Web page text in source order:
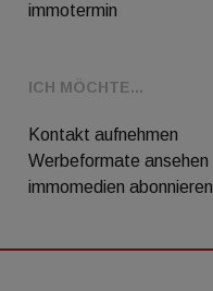
immotermin
ICH MÖCHTE...
Kontakt aufnehmen
Werbeformate ansehen
immomedien abonnieren